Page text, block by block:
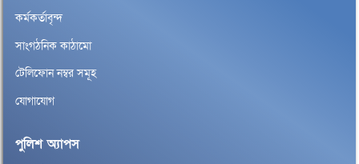
কর্মকর্তাবৃন্দ
সাংগঠনিক কাঠামো
টেলিফোন নম্বর সমূহ
যোগাযোগ
পুলিশ অ্যাপস